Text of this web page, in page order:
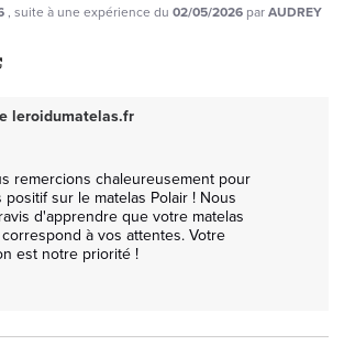
, suite à une expérience du 02/05/2026 parAUDREY
leroidumatelas.fr
remercions chaleureusement pour
positif sur le matelas Polair ! Nous
d'apprendre que votre matelas
à vos attentes. Votre
est notre priorité !